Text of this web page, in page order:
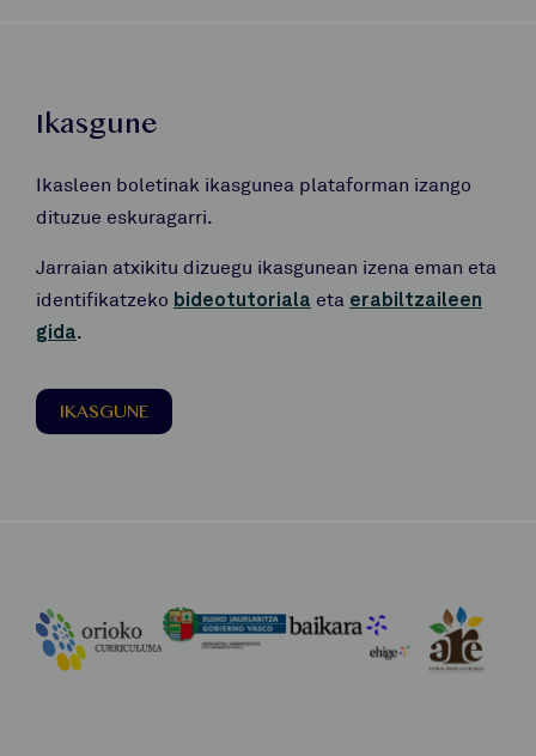
Ikasgune
Ikasleen boletinak ikasgunea plataforman izango
dituzue eskuragarri.
Jarraian atxikitu dizuegu ikasgunean izena eman eta
identifikatzeko bideotutoriala eta erabiltzaileen
gida.
IKASGUNE